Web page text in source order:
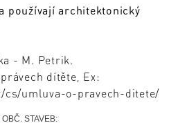
používají architektonický
- M. Petrik.
dítěte, Ex:
cs/umluva-o-pravech-ditete/
STAVEB: